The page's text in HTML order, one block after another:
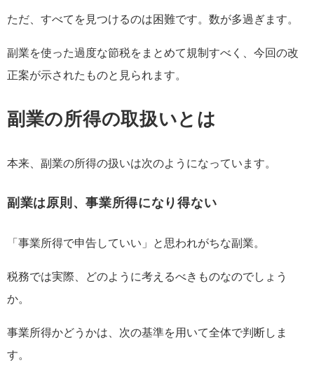
ただ、すべてを見つけるのは困難です。数が多過ぎます。
副業を使った過度な節税をまとめて規制すべく、今回の改
正案が示されたものと見られます。
副業の所得の取扱いとは
本来、副業の所得の扱いは次のようになっています。
副業は原則、事業所得になり得ない
「事業所得で申告していい」と思われがちな副業。
税務では実際、どのように考えるべきものなのでしょう
か。
事業所得かどうかは、次の基準を用いて全体で判断しま
す。